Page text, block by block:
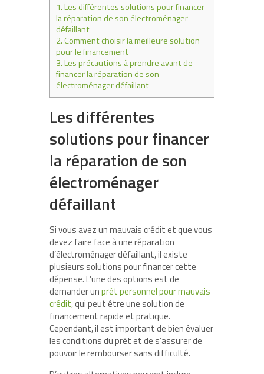
1.Les différentes solutions pour financer
la réparation de son électroménager
défaillant
2.Comment choisir la meilleure solution
pour le financement
3.Les précautions à prendre avant de
financer la réparation de son
électroménager défaillant
Les différentes
solutions pour financer
la réparation de son
électroménager
défaillant
Si vous avez un mauvais crédit et que vous
devez faire face à une réparation
d’électroménager défaillant, il existe
plusieurs solutions pour financer cette
dépense. L’une des options est de
demander unprêt personnel pour mauvais
crédit, qui peut être une solution de
financement rapide et pratique.
Cependant, il est important de bien évaluer
les conditions du prêt et de s’assurer de
pouvoir le rembourser sans difficulté.